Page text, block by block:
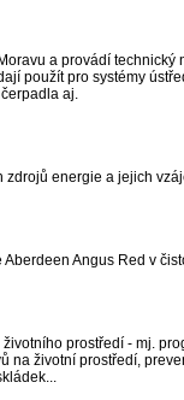
a provádí technický
použít pro systémy
aj.
zdrojů energie a jejich
Angus Red v
prostředí - mj.
na životní prostředí,